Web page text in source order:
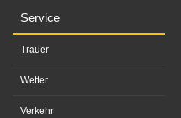
Service
Trauer
Wetter
Verkehr